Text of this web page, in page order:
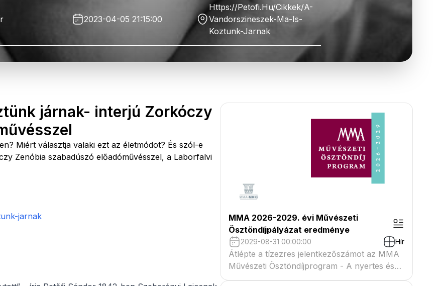
2023-04-05 21:15:00
Https://petofi.hu/cikkek/a-
Vandorszineszek-Ma-Is-
Koztunk-Jarnak
járnak- interjú Zorkóczy
Miért választja valaki ezt az életmódot? És szól-e
Zenóbia szabadúszó előadóművésszel, a Laborfalvi
jarnak
MMA 2026-2029. évi Művészeti
Ösztöndíjpályázat eredménye
2029-08-31 00:00:00 Hír
Átlépte a tízezres jelentkezőszámot az MMA
Művészeti Ösztöndíjprogram - A nyertes és
tartaléklistás pályázók névsora megtekinthető